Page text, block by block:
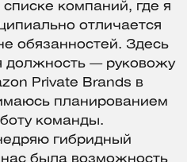
компаний, где я
отличается
обязанностей. Здесь
должность — руковожу
Private Brands в
планированием
команды.
гибридный
была возможность